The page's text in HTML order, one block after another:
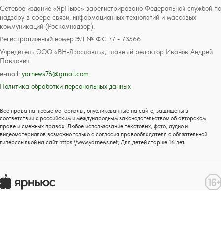
Сетевое издание «ЯрНьюс» зарегистрировано Федеральной службой по
надзору в сфере связи, информационных технологий и массовых
коммуникаций (Роскомнадзор).
Регистрационный номер ЭЛ № ФС 77 - 73566
Учредитель ООО «ВН-Ярославль», главный редактор Иванов Андрей
Павлович
e-mail: yarnews76@gmail.com
Политика обработки персональных данных
Все права на любые материалы, опубликованные на сайте, защищены в
соответствии с российским и международным законодательством об авторском
праве и смежных правах. Любое использование текстовых, фото, аудио и
видеоматериалов возможно только с согласия правообладателя с обязательной
гиперссылкой на сайт https://www.yarnews.net; Для детей старше 16 лет.